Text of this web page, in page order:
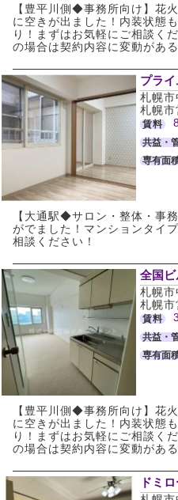
【豊平川側◆事務所向け】花
に空きが出ました！内装状態
り！まずはお気軽にご相談く
の場合は契約内容に変動があ
プラ
札幌市
札幌
賃料
共益・
専有面
【大通駅◆サロン・整体・事
がでました！マンションタイ
相談ください！
全国
札幌市
札幌
賃料
共益・
専有面
【豊平川側◆事務所向け】花
に空きが出ました！内装状態
り！まずはお気軽にご相談く
の場合は契約内容に変動があ
ドミ